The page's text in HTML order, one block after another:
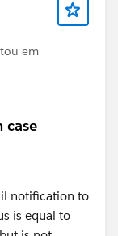
em
case
notification to
is equal to